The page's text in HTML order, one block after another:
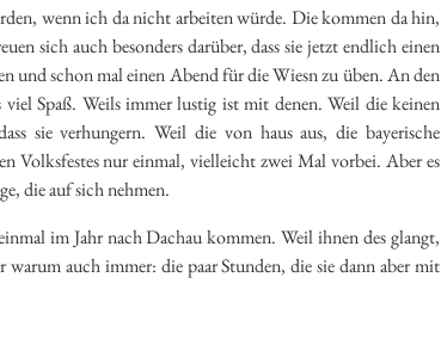
wenn ich da nicht arbeiten würde. Die kommen da hin,
sich auch besonders darüber, dass sie jetzt endlich einen
und schon mal einen Abend für die Wiesn zu üben. An den
Spaß. Weils immer lustig ist mit denen. Weil die keinen
sie verhungern. Weil die von haus aus, die bayerische
Volksfestes nur einmal, vielleicht zwei Mal vorbei. Aber es
die auf sich nehmen.
im Jahr nach Dachau kommen. Weil ihnen des glangt,
auch immer: die paar Stunden, die sie dann aber mit